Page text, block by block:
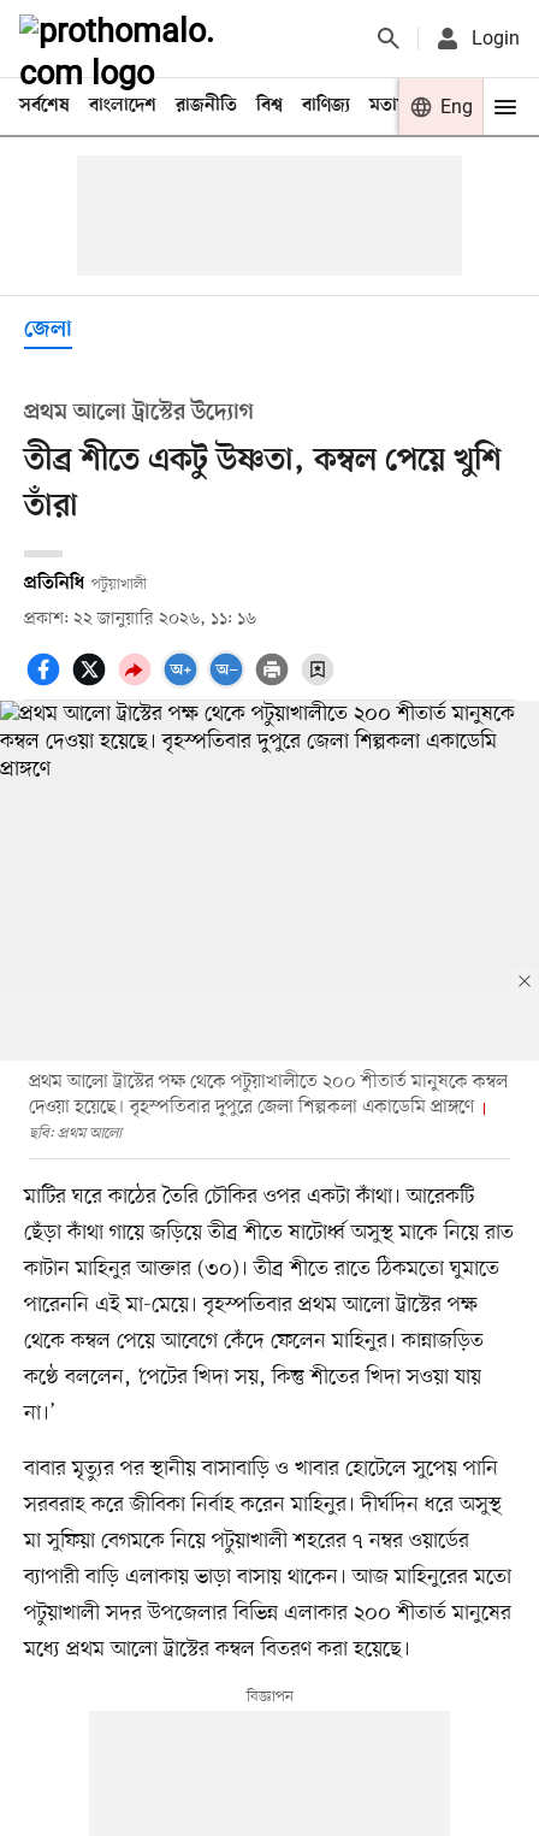
Login
সর্বশেষ বাংলাদেশ রাজনীতি বিশ্ব বাণিজ্য মতামত খেলা
Eng
জেলা
প্রথম আলো ট্রাস্টের উদ্যোগ
তীব্র শীতে একটু উষ্ণতা, কম্বল পেয়ে খুশি
তাঁরা
প্রতিনিধি পটুয়াখালী
প্রকাশ: ২২ জানুয়ারি ২০২৬, ১১: ১৬
প্রথম আলো ট্রাস্টের পক্ষ থেকে পটুয়াখালীতে ২০০ শীতার্ত মানুষকে কম্বল
দেওয়া হয়েছে। বৃহস্পতিবার দুপুরে জেলা শিল্পকলা একাডেমি প্রাঙ্গণে
ছবি: প্রথম আলো
মাটির ঘরে কাঠের তৈরি চৌকির ওপর একটা কাঁথা। আরেকটি
ছেঁড়া কাঁথা গায়ে জড়িয়ে তীব্র শীতে ষাটোর্ধ্ব অসুস্থ মাকে নিয়ে রাত
কাটান মাহিনুর আক্তার (৩০)। তীব্র শীতে রাতে ঠিকমতো ঘুমাতে
পারেননি এই মা-মেয়ে। বৃহস্পতিবার প্রথম আলো ট্রাস্টের পক্ষ
থেকে কম্বল পেয়ে আবেগে কেঁদে ফেলেন মাহিনুর। কান্নাজড়িত
কণ্ঠে বললেন, ‘পেটের খিদা সয়, কিন্তু শীতের খিদা সওয়া যায়
না।’
বাবার মৃত্যুর পর স্থানীয় বাসাবাড়ি ও খাবার হোটেলে সুপেয় পানি
সরবরাহ করে জীবিকা নির্বাহ করেন মাহিনুর। দীর্ঘদিন ধরে অসুস্থ
মা সুফিয়া বেগমকে নিয়ে পটুয়াখালী শহরের ৭ নম্বর ওয়ার্ডের
ব্যাপারী বাড়ি এলাকায় ভাড়া বাসায় থাকেন। আজ মাহিনুরের মতো
পটুয়াখালী সদর উপজেলার বিভিন্ন এলাকার ২০০ শীতার্ত মানুষের
মধ্যে প্রথম আলো ট্রাস্টের কম্বল বিতরণ করা হয়েছে।